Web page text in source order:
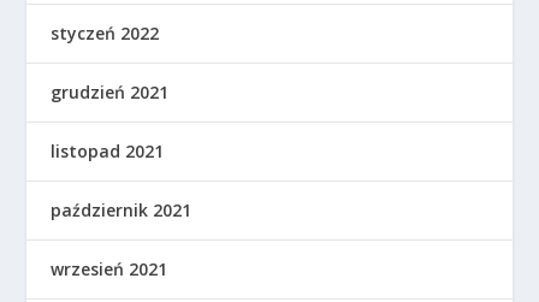
styczeń 2022
grudzień 2021
listopad 2021
październik 2021
wrzesień 2021